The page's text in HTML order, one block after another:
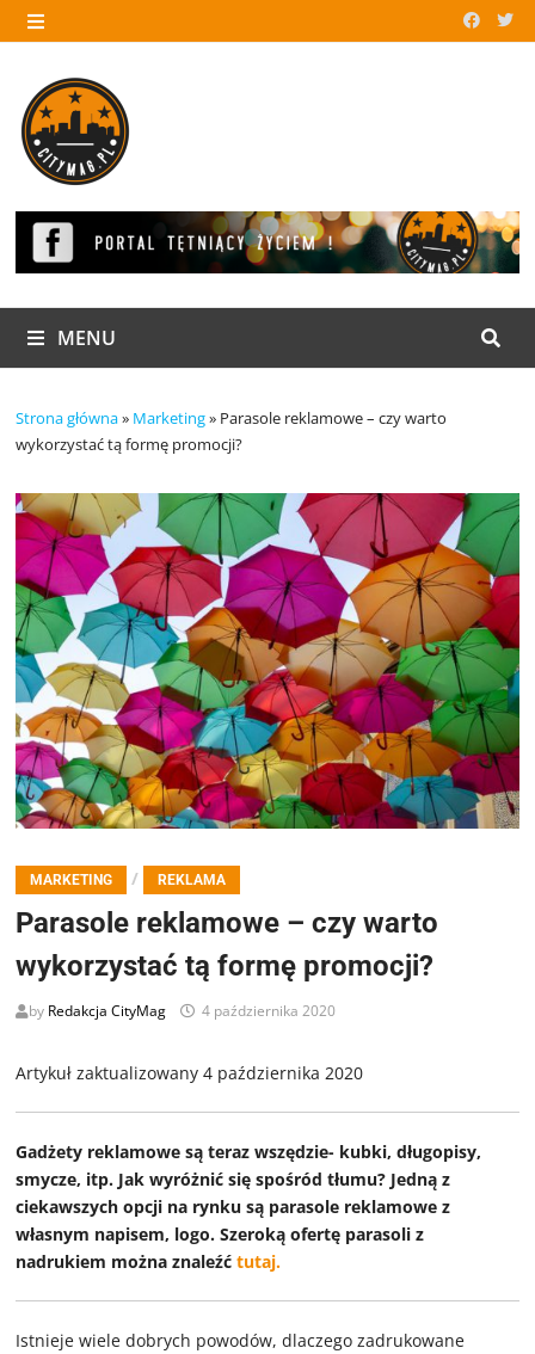
Skip
to
MENU
MENU
Strona główna» Marketing» Parasole reklamowe – czy warto
wykorzystać tą formę promocji?
MARKETING / REKLAMA
Parasole reklamowe – czy warto
wykorzystać tą formę promocji?
by Redakcja CityMag 4 października 2020
Artykuł zaktualizowany 4 października 2020
Gadżety reklamowe są teraz wszędzie- kubki, długopisy,
smycze, itp. Jak wyróżnić się spośród tłumu? Jedną z
ciekawszych opcji na rynku są parasole reklamowe z
własnym napisem, logo. Szeroką ofertę parasoli z
nadrukiem można znaleźćtutaj.
Istnieje wiele dobrych powodów, dlaczego zadrukowane